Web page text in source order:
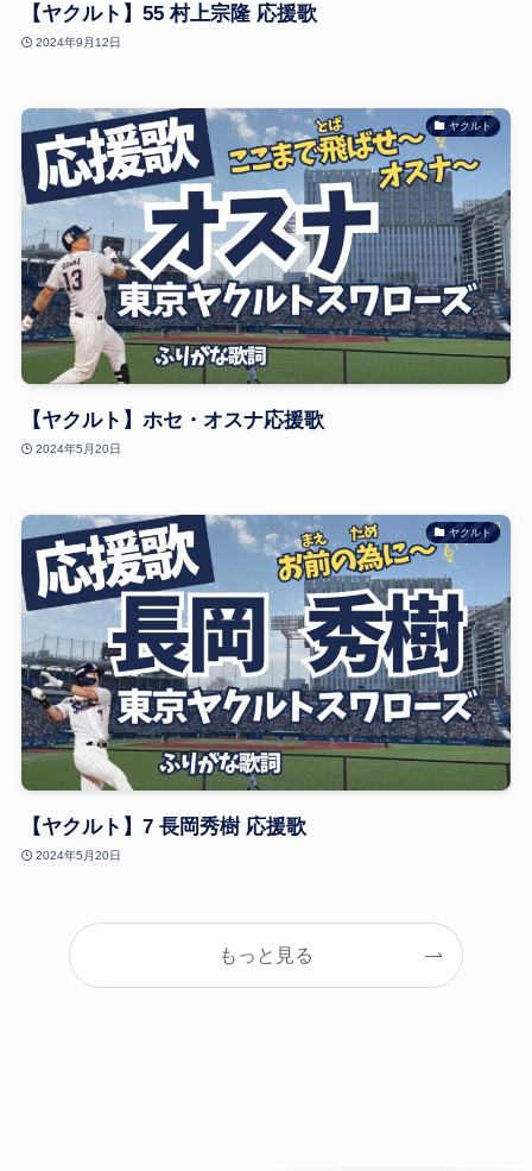
【ヤクルト】55 村上宗隆 応援歌
2024年9月12日
ヤクルト
【ヤクルト】ホセ・オスナ応援歌
2024年5月20日
ヤクルト
【ヤクルト】7 長岡秀樹 応援歌
2024年5月20日
もっと見る